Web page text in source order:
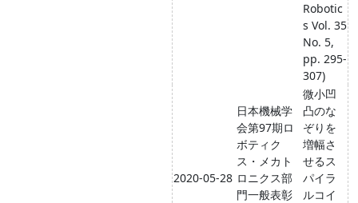
Robotic
s Vol. 35
No. 5,
pp. 295-
307)
2020-05-28
日本機械学
会第97期ロ
ボティク
ス・メカト
ロニクス部
門一般表彰
微小凹
凸のな
ぞりを
増幅さ
せるス
パイラ
ルコイ